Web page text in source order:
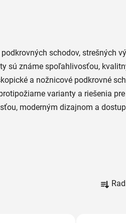
schodov, strešných
sú známe spoľahlivosťou,
a nožnicové podkrovné
varianty a riešenia
moderným dizajnom a
a